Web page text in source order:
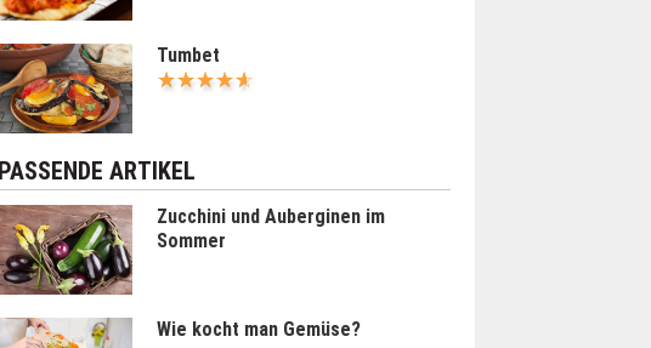
Tumbet
PASSENDE ARTIKEL
Zucchini und Auberginen im
Sommer
Wie kocht man Gemüse?